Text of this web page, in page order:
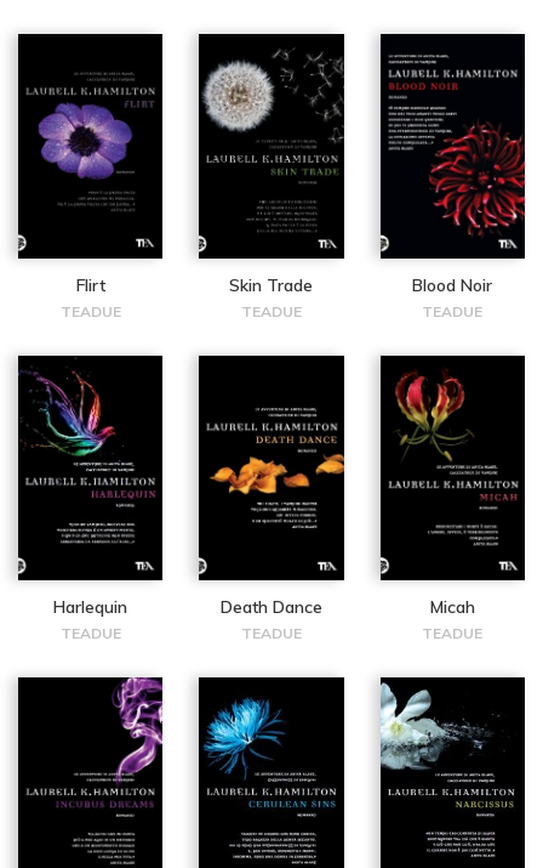
Flirt
TEADUE
Skin Trade
TEADUE
Blood Noir
TEADUE
Harlequin
TEADUE
Death Dance
TEADUE
Micah
TEADUE